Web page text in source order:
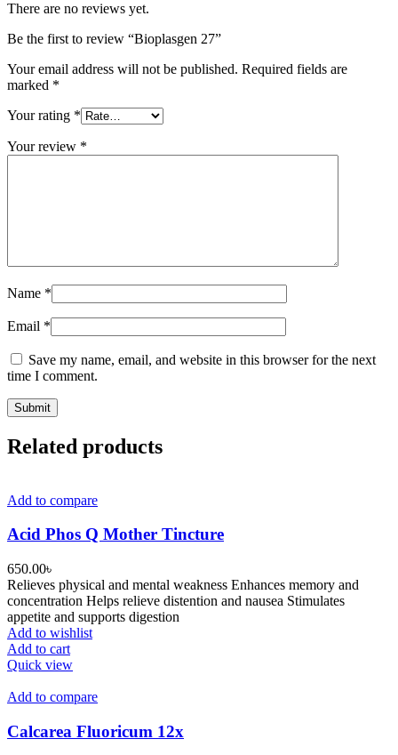
There are no reviews yet.
Be the first to review “Bioplasgen 27”
Your email address will not be published. Required fields are
marked *
Your rating *
Your review *
Name *
Email *
Save my name, email, and website in this browser for the next
time I comment.
Related products
Add to compare
Acid Phos Q Mother Tincture
650.00৳
Relieves physical and mental weakness Enhances memory and
concentration Helps relieve distention and nausea Stimulates
appetite and supports digestion
Add to wishlist
Add to cart
Quick view
Add to compare
Calcarea Fluoricum 12x